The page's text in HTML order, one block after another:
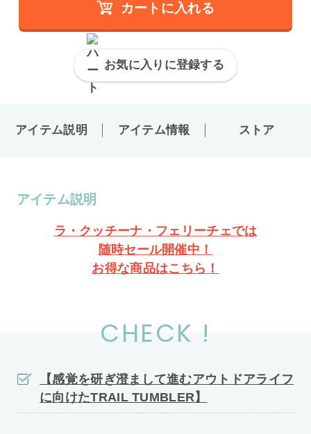
カートに入れる
お気に入りに登録する
アイテム説明 アイテム情報 ストア
アイテム説明
ラ・クッチーナ・フェリーチェでは
随時セール開催中！
お得な商品はこちら！
CHECK !
【感覚を研ぎ澄まして進むアウトドアライフ
に向けたTRAIL TUMBLER】